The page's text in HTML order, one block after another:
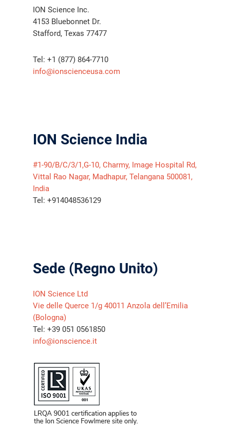
ION Science Inc.
4153 Bluebonnet Dr.
Stafford, Texas 77477
Tel: +1 (877) 864-7710
info@ionscienceusa.com
ION Science India
#1-90/B/C/3/1,G-10, Charmy, Image Hospital Rd,
Vittal Rao Nagar, Madhapur, Telangana 500081,
India
Tel: +914048536129
Sede (Regno Unito)
ION Science Ltd
Vie delle Querce 1/g 40011 Anzola dell’Emilia
(Bologna)
Tel: +39 051 0561850
info@ionscience.it